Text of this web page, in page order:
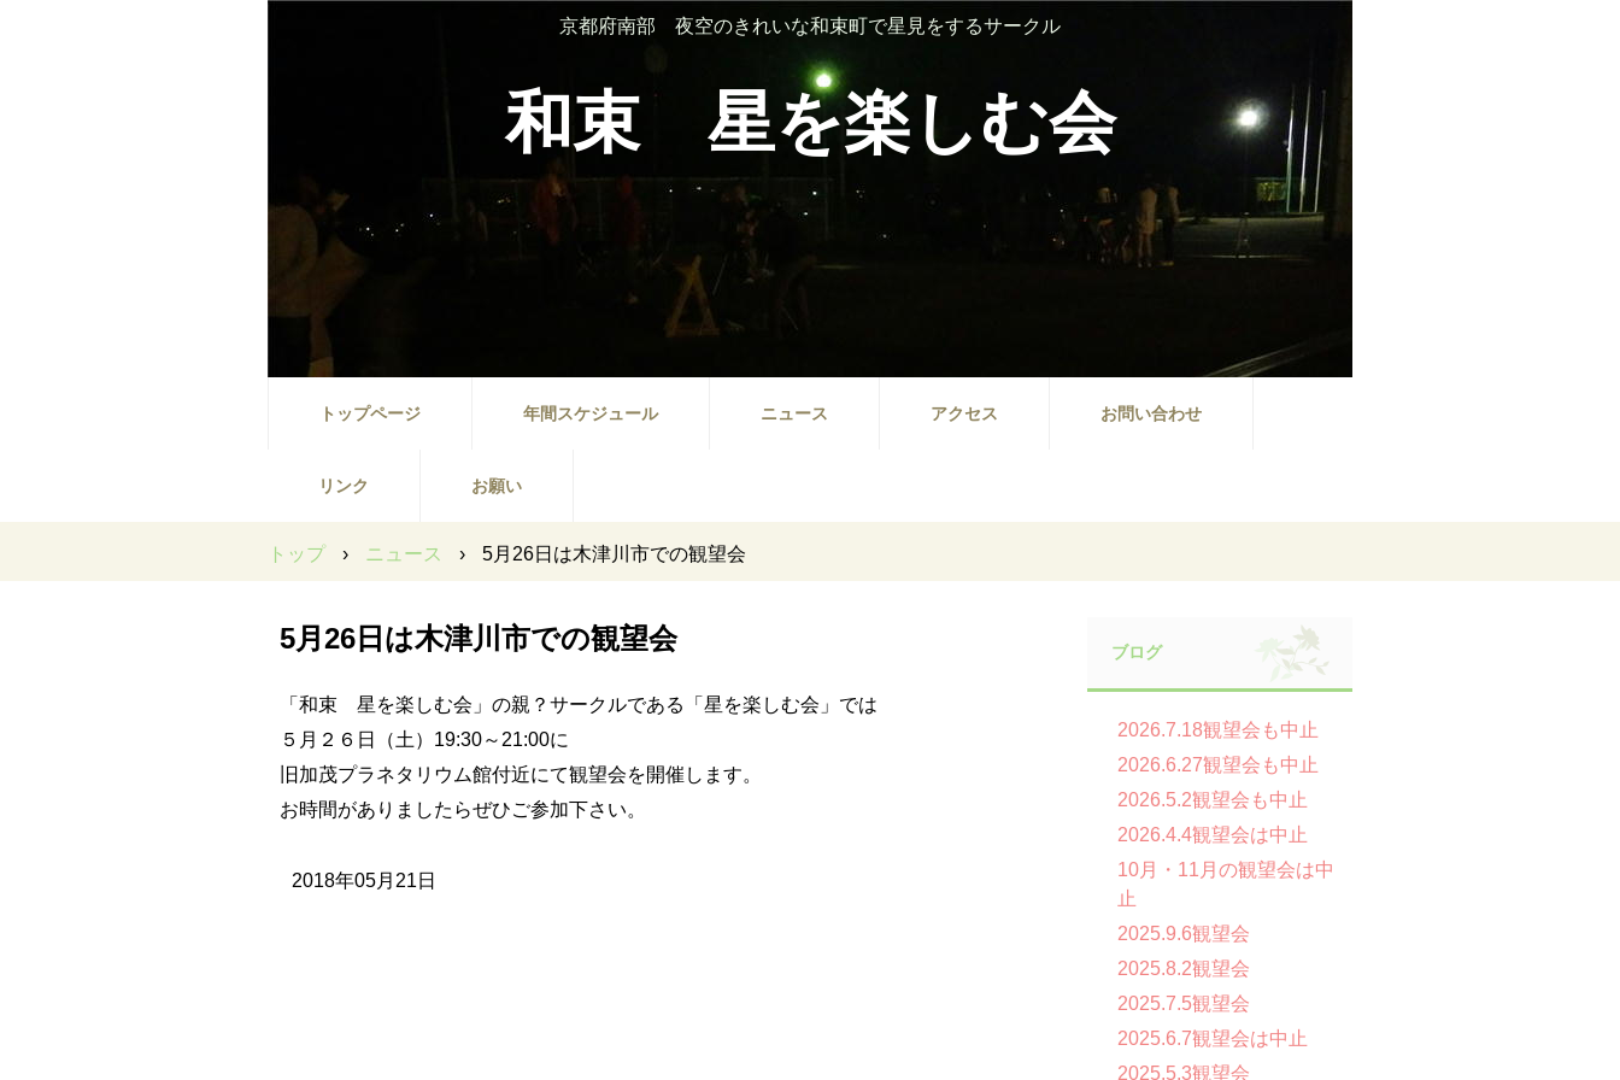
和束 星を楽しむ会
京都府南部 夜空のきれいな和束町で星見をするサークル
トップページ 年間スケジュール ニュース アクセス お問い合わせ
リンク お願い
トップ › ニュース › 5月26日は木津川市での観望会
5月26日は木津川市での観望会
「和束 星を楽しむ会」の親？サークルである「星を楽しむ会」では
５月２６日（土）19:30～21:00に
旧加茂プラネタリウム館付近にて観望会を開催します。
お時間がありましたらぜひご参加下さい。
2018年05月21日
ブログ
2026.7.18観望会も中止
2026.6.27観望会も中止
2026.5.2観望会も中止
2026.4.4観望会は中止
10月・11月の観望会は中
止
2025.9.6観望会
2025.8.2観望会
2025.7.5観望会
2025.6.7観望会は中止
2025.5.3観望会